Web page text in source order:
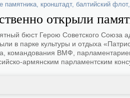
памятника, кронштадт, балтийский флот,
открыли
бюст Герою Советского Союза
в парке культуры и отдыха
командования ВМФ,
армянским парламентским